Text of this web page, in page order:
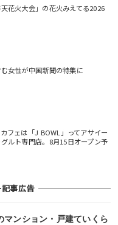
花火大会」の花火みえてる2026
女性が中国新聞の特集に
フェは「J BOWL」ってアサイー
ルト専門店。8月15日オープン予
事広告
マンション・戸建ていくら